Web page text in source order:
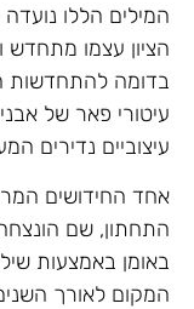
המילים הללו
הציון עצמו
בדומה להתחדשות
עיטורי פאר של
עיצוביים נדירים
אחד החידושים
התחתון, שם
באומן באמצעות
המקום לאורך